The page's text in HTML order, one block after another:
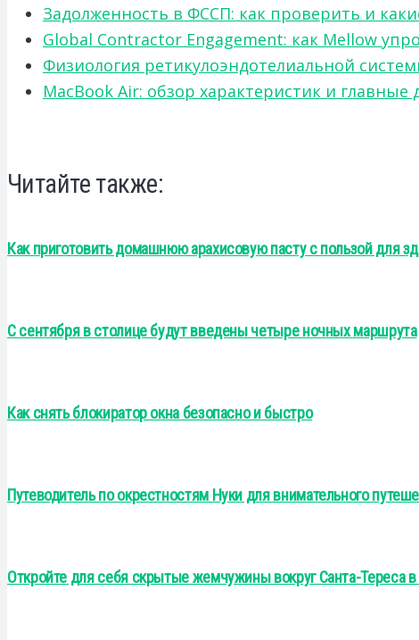
Задолженность в ФССП: как проверить и
Global Contractor Engagement: как Mellow
Физиология ретикулоэндотелиальной
MacBook Air: обзор характеристик и главные
Читайте также:
Как приготовить домашнюю арахисовую пасту с пользой для
С сентября в столице будут введены четыре ночных маршрута
Как снять блокиратор окна безопасно и быстро
Путеводитель по окрестностям Нуки для внимательного
Откройте для себя скрытые жемчужины вокруг Санта-Тереса